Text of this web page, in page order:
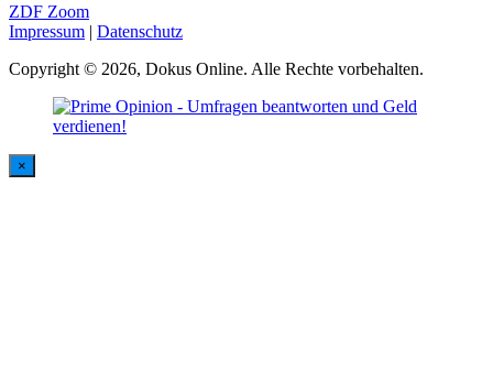
ZDF Zoom
Impressum | Datenschutz
Copyright © 2026, Dokus Online. Alle Rechte vorbehalten.
×